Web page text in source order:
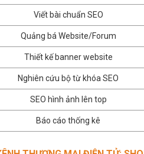
Viết bài chuẩn SEO
Quảng bá Website/Forum
Thiết kế banner website
Nghiên cứu bộ từ khóa SEO
SEO hình ảnh lên top
Báo cáo thống kê